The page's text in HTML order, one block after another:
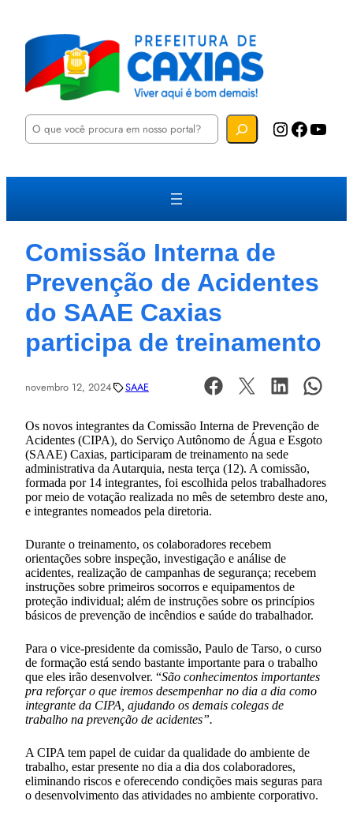
P
u
a
Instagram Facebook YouTube
Comissão Interna de
Prevenção de Acidentes
do SAAE Caxias
participa de treinamento
novembro 12, 2024 SAAE
Os novos integrantes da Comissão Interna de Prevenção de
Acidentes (CIPA), do Serviço Autônomo de Água e Esgoto
(SAAE) Caxias, participaram de treinamento na sede
administrativa da Autarquia, nesta terça (12). A comissão,
formada por 14 integrantes, foi escolhida pelos trabalhadores
por meio de votação realizada no mês de setembro deste ano,
e integrantes nomeados pela diretoria.
Durante o treinamento, os colaboradores recebem
orientações sobre inspeção, investigação e análise de
acidentes, realização de campanhas de segurança; recebem
instruções sobre primeiros socorros e equipamentos de
proteção individual; além de instruções sobre os princípios
básicos de prevenção de incêndios e saúde do trabalhador.
Para o vice-presidente da comissão, Paulo de Tarso, o curso
de formação está sendo bastante importante para o trabalho
que eles irão desenvolver. “São conhecimentos importantes
pra reforçar o que iremos desempenhar no dia a dia como
integrante da CIPA, ajudando os demais colegas de
trabalho na prevenção de acidentes”.
A CIPA tem papel de cuidar da qualidade do ambiente de
trabalho, estar presente no dia a dia dos colaboradores,
eliminando riscos e oferecendo condições mais seguras para
o desenvolvimento das atividades no ambiente corporativo.